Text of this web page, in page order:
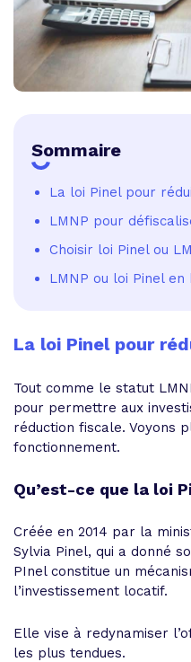
Sommaire
La loi Pinel pour
LMNP pour
Choisir loi Pinel ou
LMNP ou loi Pinel
La loi Pinel pour
Tout comme le statut
pour permettre aux
réduction fiscale. Voyons
fonctionnement.
Qu’est-ce que la loi
Créée en 2014 par la
Sylvia Pinel, qui a donné
PInel constitue un
l’investissement locatif.
Elle vise à redynamiser
les plus tendues.